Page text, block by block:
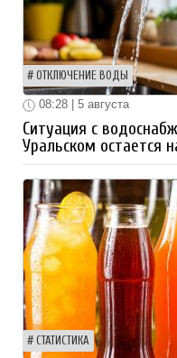
ОТКЛЮЧЕНИЕ ВОДЫ
08:28 | 5 августа
Ситуация с
Уральском остается
СТАТИСТИКА